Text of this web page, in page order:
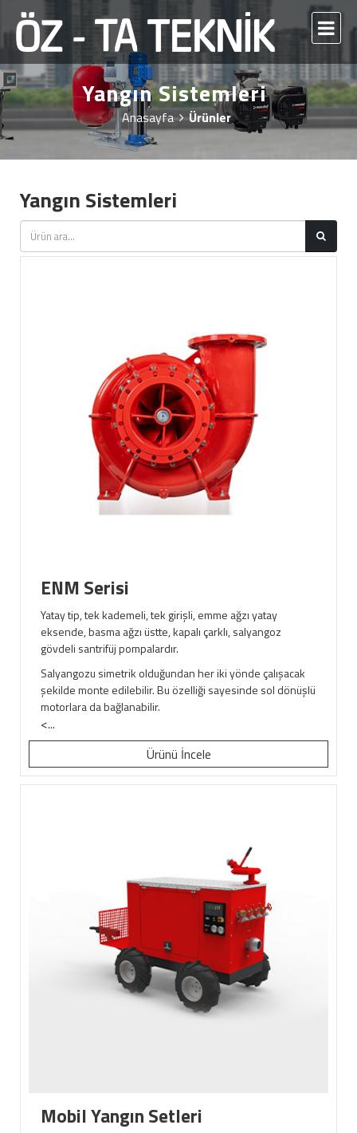
Yangın Sistemleri
Anasayfa Ürünler
Yangın Sistemleri
ENM Serisi
Yatay tip, tek kademeli, tek girişli, emme ağzı yatay
eksende, basma ağzı üstte, kapalı çarklı, salyangoz
gövdeli santrifüj pompalardır.
Salyangozu simetrik olduğundan her iki yönde çalışacak
şekilde monte edilebilir. Bu özelliği sayesinde sol dönüşlü
motorlara da bağlanabilir.
<...
Ürünü İncele
Mobil Yangın Setleri